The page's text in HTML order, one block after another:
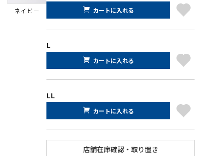
ネイビー カートに入れる
L
カートに入れる
LL
カートに入れる